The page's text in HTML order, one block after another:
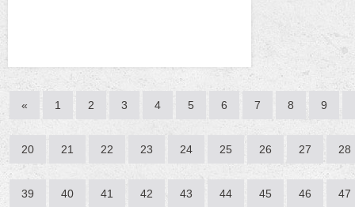
« 1 2 3 4 5 6 7 8 9
20 21 22 23 24 25 26 27 28
39 40 41 42 43 44 45 46 47